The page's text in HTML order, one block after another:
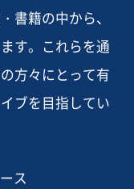
書籍の中から、
す。これらを通
方々にとって有
ブを目指してい
ス